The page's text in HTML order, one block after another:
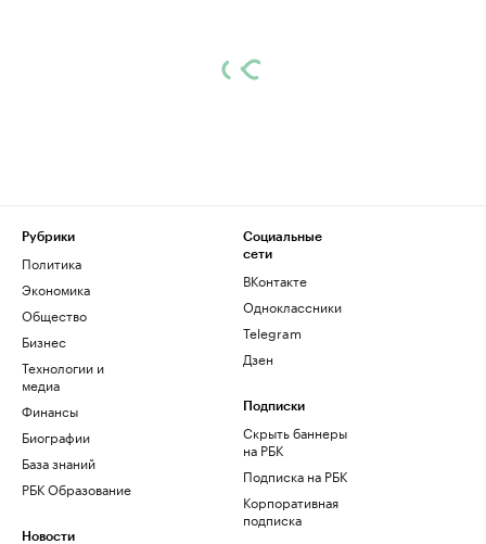
Рубрики
Политика
Экономика
Общество
Бизнес
Технологии и
медиа
Финансы
Биографии
База знаний
РБК Образование
Новости
Социальные
сети
ВКонтакте
Одноклассники
Telegram
Дзен
Подписки
Скрыть баннеры
на РБК
Подписка на РБК
Корпоративная
подписка